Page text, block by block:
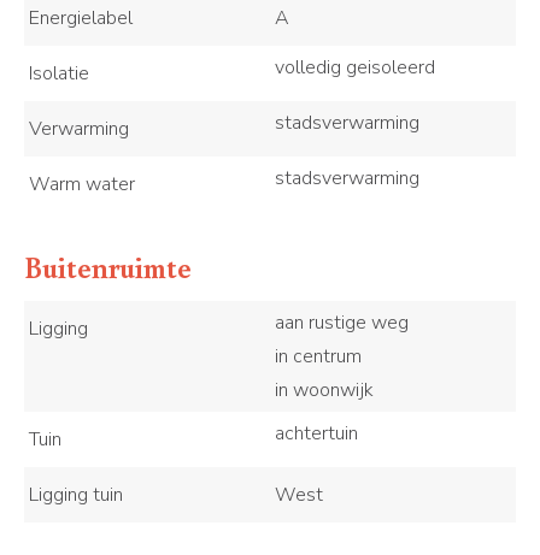
Energielabel A
Isolatie volledig geisoleerd
Verwarming stadsverwarming
Warm water stadsverwarming
Buitenruimte
Ligging
aan rustige weg
in centrum
in woonwijk
Tuin
achtertuin
Ligging tuin West